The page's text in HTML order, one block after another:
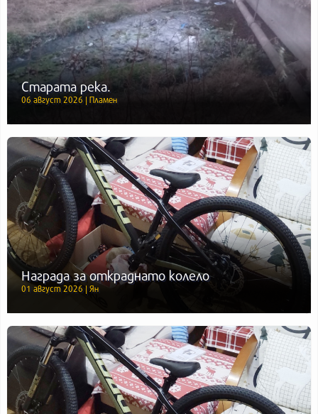
Старата река.
06 август 2026 | Пламен
Награда за откраднато колело
01 август 2026 | Ян